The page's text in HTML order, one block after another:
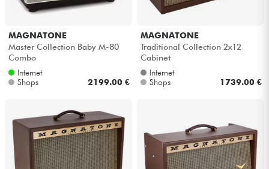
MAGNATONE
Master Collection Baby M-80
Combo
Internet
Shops
2199.00 €
MAGNATONE
Traditional Collection 2x12
Cabinet
Internet
Shops
1739.00 €